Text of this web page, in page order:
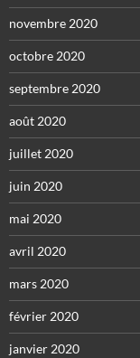
novembre 2020
octobre 2020
septembre 2020
août 2020
juillet 2020
juin 2020
mai 2020
avril 2020
mars 2020
février 2020
janvier 2020